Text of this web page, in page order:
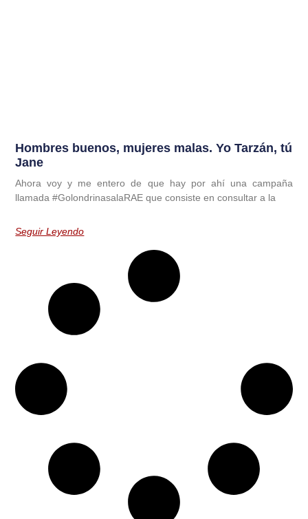
Hombres buenos, mujeres malas. Yo Tarzán, tú
Jane
Ahora voy y me entero de que hay por ahí una campaña
llamada #GolondrinasalaRAE que consiste en consultar a la
Seguir Leyendo